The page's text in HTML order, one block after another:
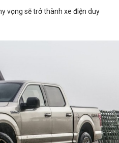
vọng sẽ trở thành xe điện duy